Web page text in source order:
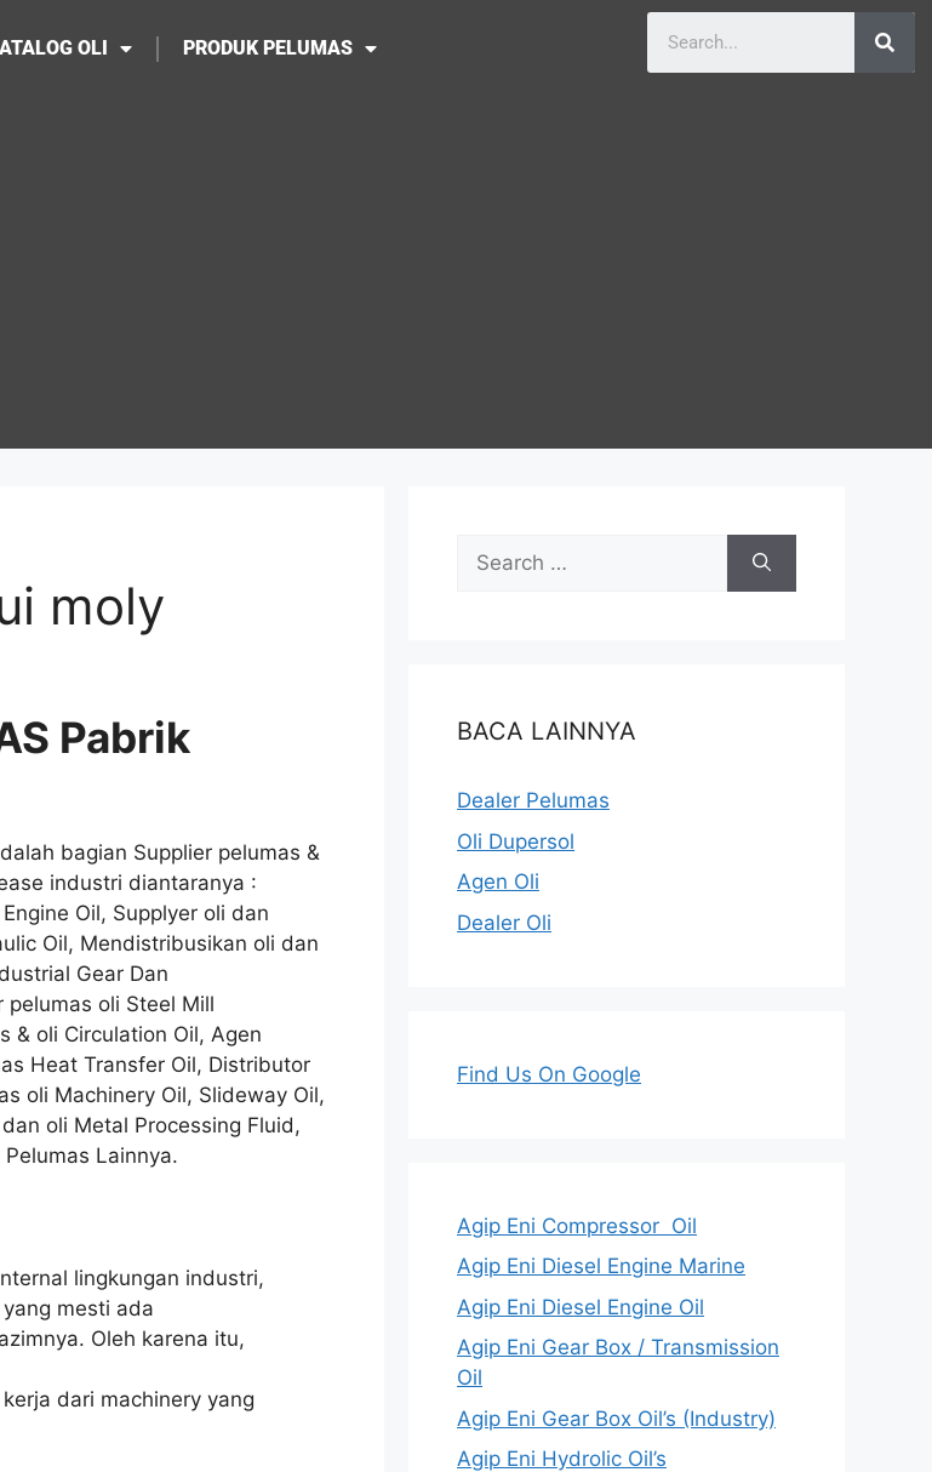
OLI PRODUK PELUMAS
moly
Pabrik
bagian Supplier pelumas &
industri diantaranya :
Oil, Supplyer oli dan
Oil, Mendistribusikan oli dan
Gear Dan
pelumas oli Steel Mill
& oli Circulation Oil, Agen
Heat Transfer Oil, Distributor
oli Machinery Oil, Slideway Oil,
oli Metal Processing Fluid,
Lainnya.
lingkungan industri,
mesti ada
Oleh karena itu,
dari machinery yang
BACA LAINNYA
Dealer Pelumas
Oli Dupersol
Agen Oli
Dealer Oli
Find Us On Google
Agip Eni Compressor Oil
Agip Eni Diesel Engine Marine
Agip Eni Diesel Engine Oil
Agip Eni Gear Box / Transmission
Oil
Agip Eni Gear Box Oil’s (Industry)
Agip Eni Hydrolic Oil’s